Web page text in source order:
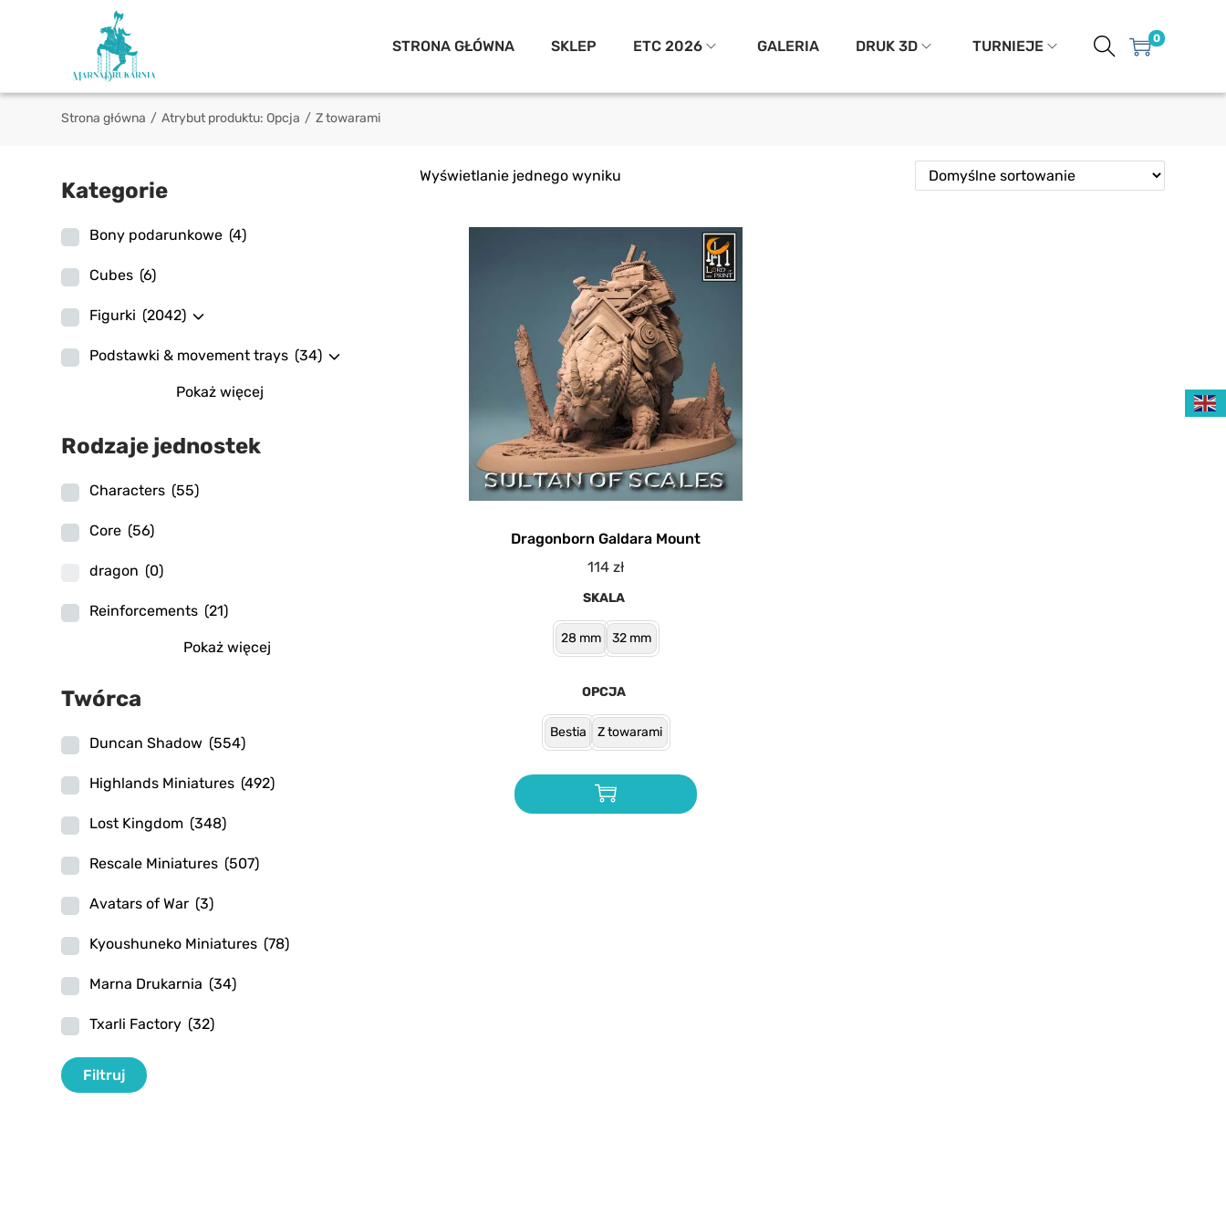
STRONA GŁÓWNA SKLEP ETC 2026 GALERIA DRUK 3D TURNIEJE 0
Strona główna / Atrybut produktu: Opcja / Z towarami
Wyświetlanie jednego wyniku
Dragonborn Galdara Mount
114zł
SKALA
28 mm 32 mm
OPCJA
Bestia Z towarami
Kategorie
Bony podarunkowe (4)
Cubes (6)
Figurki (2042)
Podstawki & movement trays (34)
Pokaż więcej
Rodzaje jednostek
Characters (55)
Core (56)
dragon (0)
Reinforcements (21)
Pokaż więcej
Twórca
Duncan Shadow (554)
Highlands Miniatures (492)
Lost Kingdom (348)
Rescale Miniatures (507)
Avatars of War (3)
Kyoushuneko Miniatures (78)
Marna Drukarnia (34)
Txarli Factory (32)
Filtr